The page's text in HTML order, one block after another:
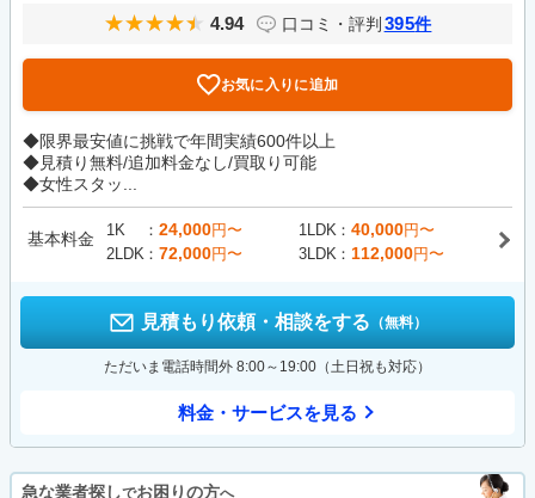
4.94 口コミ・評判 395件
お気に入りに追加
◆限界最安値に挑戦で年間実績600件以上
◆見積り無料/追加料金なし/買取り可能
◆女性スタッ...
基本料金 1K 24,000円〜 1LDK 40,000円〜
2LDK
72,000円〜 3LDK 112,000円〜
見積もり依頼・相談をする （無料）
ただいま電話時間外 8:00～19:00（土日祝も対応）
料金・サービスを見る
急な業者探しでお困りの方へ